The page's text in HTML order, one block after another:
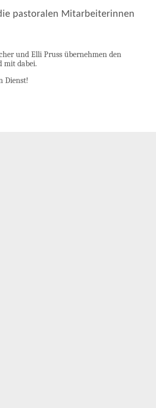
pastoralen Mitarbeiterinnen
und Elli Pruss übernehmen den
mit dabei.
Dienst!